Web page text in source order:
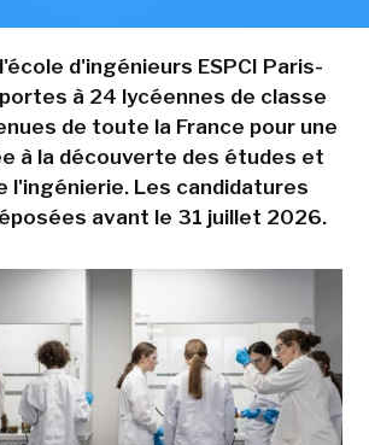
d'ingénieurs ESPCI Paris-
à 24 lycéennes de classe
de toute la France pour une
à la découverte des études et
l'ingénierie. Les candidatures
avant le 31 juillet 2026.